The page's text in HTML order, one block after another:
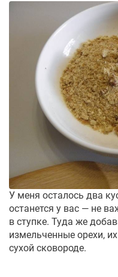
У меня осталось два
останется у вас — не
в ступке. Туда же
измельченные орехи,
сухой сковороде.